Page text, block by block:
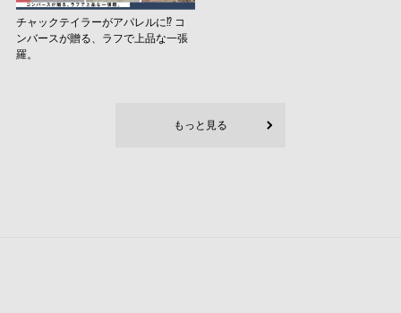
チャックテイラーがアパレルに⁉︎ コ
ンバースが贈る、ラフで上品な一張
羅。
もっと見る